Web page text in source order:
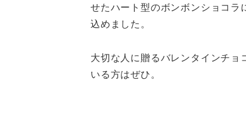
せたハート型のボンボンショコラ
込めました。
大切な人に贈るバレンタインチョ
いる方はぜひ。